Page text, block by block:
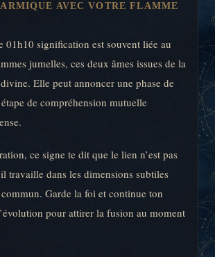
AVEC VOTRE FLAMME
01h10 signification est souvent liée au
jumelles, ces deux âmes issues de la
Elle peut annoncer une phase de
de compréhension mutuelle
ce signe te dit que le lien n’est pas
travaille dans les dimensions subtiles
Garde la foi et continue ton
pour attirer la fusion au moment